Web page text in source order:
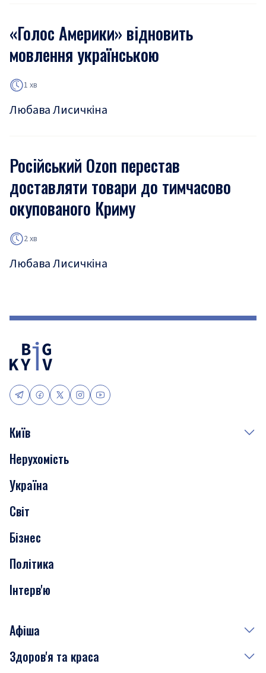
«Голос Америки» відновить
мовлення українською
1 хв
Любава Лисичкіна
Російський Ozon перестав
доставляти товари до тимчасово
окупованого Криму
2 хв
Любава Лисичкіна
Київ
Події
Скандали
Нерухомість
Транспорт
Нерухомість
Україна
Світ
Бізнес
Політика
Інтерв'ю
Афіша
Сьогодні
Здоров'я та краса